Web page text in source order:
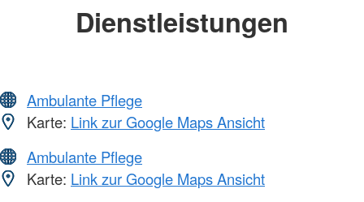
Dienstleistungen
Ambulante Pflege
Karte: Link zur Google Maps Ansicht
Ambulante Pflege
Karte: Link zur Google Maps Ansicht